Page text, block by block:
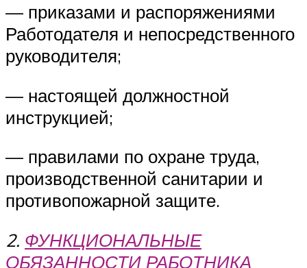
— приказами и распоряжениями
Работодателя и непосредственного
руководителя;
— настоящей должностной
инструкцией;
— правилами по охране труда,
производственной санитарии и
противопожарной защите.
2. ФУНКЦИОНАЛЬНЫЕ
ОБЯЗАННОСТИ РАБОТНИКА